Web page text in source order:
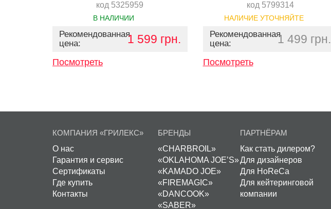
код 5325959
В НАЛИЧИИ
Рекомендованная
цена:
1 599 грн.
Посмотреть
код 5799314
НАЛИЧИЕ УТОЧНЯЙТЕ
Рекомендованная
цена:
1 499 грн.
Посмотреть
КОМПАНИЯ «ГРИЛЕКС»
О нас
Гарантия и сервис
Сертификаты
Где купить
Контакты
БРЕНДЫ
«CHARBROIL»
«OKLAHOMA JOE’S»
«KAMADO JOE»
«FIREMAGIC»
«DANCOOK»
«SABER»
ПАРТНЁРАМ
Как стать дилером?
Для дизайнеров
Для HoReCa
Для кейтеринговой
компании